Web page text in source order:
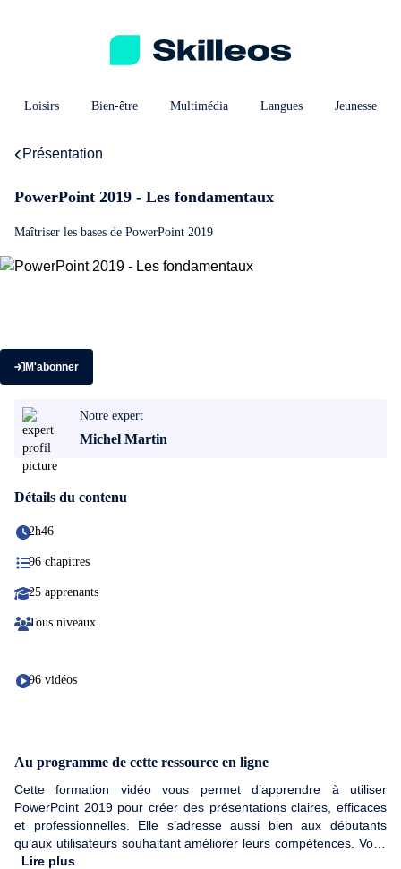
Loisirs Bien-être Multimédia Langues Jeunesse
Présentation
PowerPoint 2019 - Les fondamentaux
Maîtriser les bases de PowerPoint 2019
M'abonner
Notre expert
Michel Martin
Détails du contenu
2h46
96 chapitres
25 apprenants
Tous niveaux
96 vidéos
Au programme de cette ressource en ligne
Cette formation vidéo vous permet d’apprendre à utiliser
PowerPoint 2019 pour créer des présentations claires, efficaces
et professionnelles. Elle s’adresse aussi bien aux débutants
qu’aux utilisateurs souhaitant améliorer leurs compétences. Vous
commencerez par découvrir l’interface du logiciel et ses
Lire plus